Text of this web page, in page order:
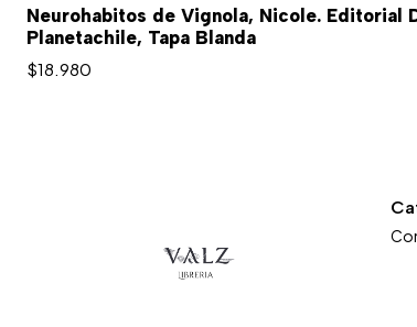
Neurohabitos de Vignola, Nicole. Editorial
Planetachile, Tapa Blanda
$18.980